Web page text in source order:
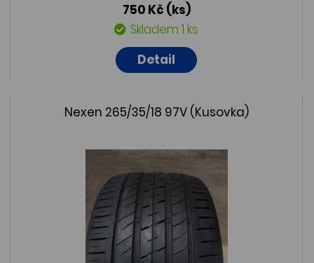
750 Kč (ks)
Skladem 1 ks
Detail
Nexen 265/35/18 97V (Kusovka)